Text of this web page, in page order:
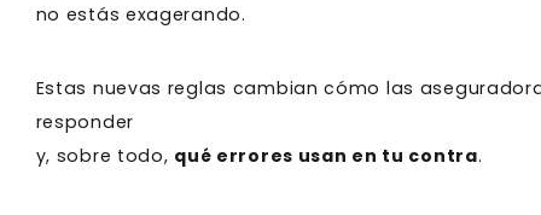
no estás exagerando.
Estas nuevas reglas cambian cómo las
responder
y, sobre todo, qué errores usan en tu contra.